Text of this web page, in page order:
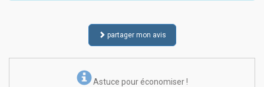
partager mon avis
Astuce pour économiser !